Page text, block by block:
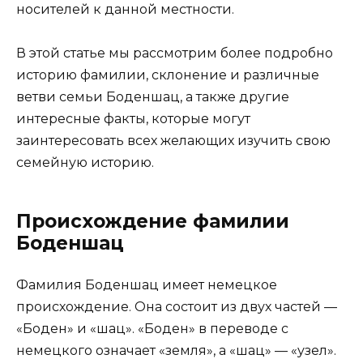
носителей к данной местности.
В этой статье мы рассмотрим более подробно
историю фамилии, склонение и различные
ветви семьи Боденшац, а также другие
интересные факты, которые могут
заинтересовать всех желающих изучить свою
семейную историю.
Происхождение фамилии
Боденшац
Фамилия Боденшац имеет немецкое
происхождение. Она состоит из двух частей —
«Боден» и «шац». «Боден» в переводе с
немецкого означает «земля», а «шац» — «узел».